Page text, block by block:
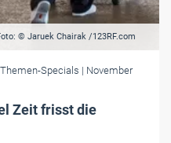
© Jaruek Chairak /123RF.com
Specials | November
Zeit frisst die